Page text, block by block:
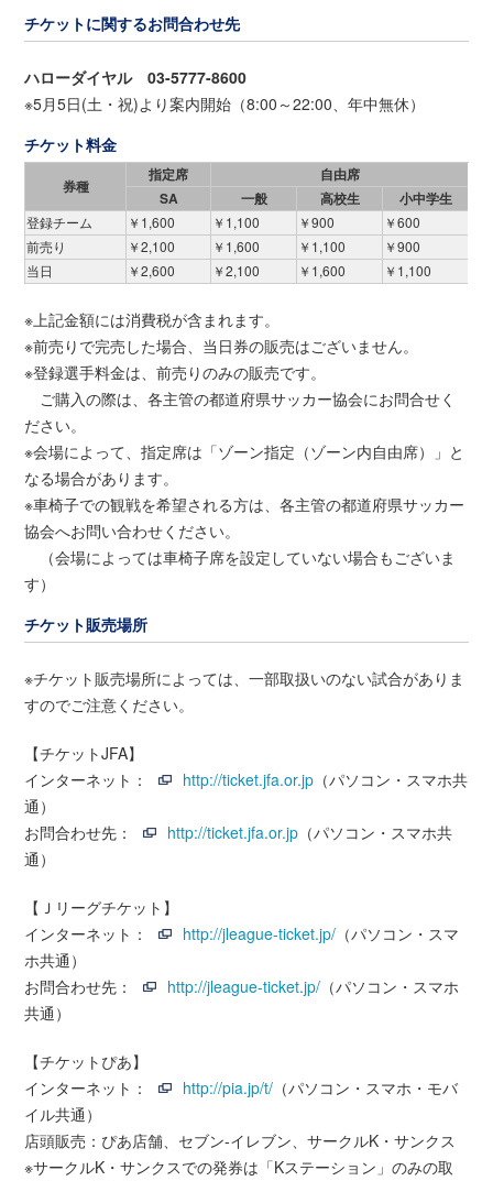
チケットに関するお問合わせ先
ハローダイヤル 03-5777-8600
※5月5日(土・祝)より案内開始（8:00～22:00、年中無休）
チケット料金
券種
指定席
自由席
SA
一般 高校生 小中学生
登録チーム ￥1,600 ￥1,100 ￥900
￥600
前売り
￥2,100 ￥1,600 ￥1,100
￥900
当日
￥2,600 ￥2,100 ￥1,600 ￥1,100
※上記金額には消費税が含まれます。
※前売りで完売した場合、当日券の販売はございません。
※登録選手料金は、前売りのみの販売です。
ご購入の際は、各主管の都道府県サッカー協会にお問合せく
ださい。
※会場によって、指定席は「ゾーン指定（ゾーン内自由席）」と
なる場合があります。
※車椅子での観戦を希望される方は、各主管の都道府県サッカー
協会へお問い合わせください。
（会場によっては車椅子席を設定していない場合もございま
す）
チケット販売場所
※チケット販売場所によっては、一部取扱いのない試合がありま
すのでご注意ください。
【チケットJFA】
インターネット：
http://ticket.jfa.or.jp （パソコン・スマホ共
通）
お問合わせ先：
http://ticket.jfa.or.jp （パソコン・スマホ共
通）
【Ｊリーグチケット】
インターネット：
http://jleague-ticket.jp/ （パソコン・スマ
ホ共通）
お問合わせ先：
http://jleague-ticket.jp/ （パソコン・スマホ
共通）
【チケットぴあ】
インターネット：
http://pia.jp/t/ （パソコン・スマホ・モバ
イル共通）
店頭販売：ぴあ店舗、セブン-イレブン、サークルK・サンクス
※サークルK・サンクスでの発券は「Kステーション」のみの取